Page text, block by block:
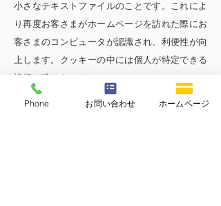
小さなテキストファイルのことです。これによ
り再度お客さまがホームページを訪れた際にお
客さまのコンピュータが認識され、利便性が向
上します。クッキーの中には個人が特定できる
情報は残りません。
ほとんどのコンピュータのブラウザがクッキー
Phone お問い合わせ ホームページ